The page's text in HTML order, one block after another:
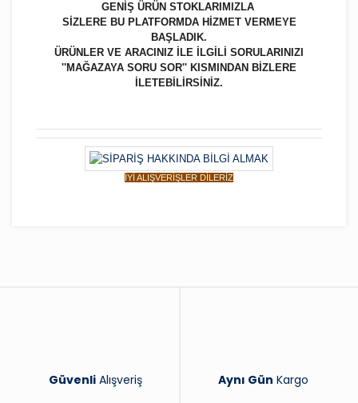
GENİŞ ÜRÜN STOKLARIMIZLA
SİZLERE BU PLATFORMDA HİZMET VERMEYE
BAŞLADIK.
ÜRÜNLER VE ARACINIZ İLE İLGİLİ SORULARINIZI
''MAĞAZAYA SORU SOR'' KISMINDAN BİZLERE
İLETEBİLİRSİNİZ.
İYİ ALIŞVERİŞLER DİLERİZ
Güvenli Alışveriş Aynı Gün Kargo